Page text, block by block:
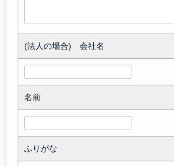
(法人の場合) 会社名
名前
ふりがな